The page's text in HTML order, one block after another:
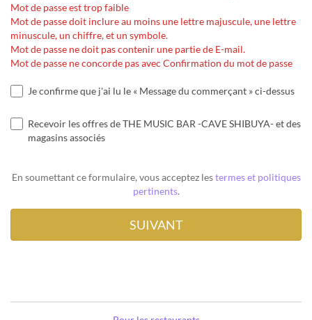
Mot de passe est trop faible
Mot de passe doit inclure au moins une lettre majuscule, une lettre
minuscule, un chiffre, et un symbole.
Mot de passe ne doit pas contenir une partie de E-mail.
Mot de passe ne concorde pas avec Confirmation du mot de passe
Je confirme que j'ai lu le « Message du commerçant » ci-dessus
Recevoir les offres de THE MUSIC BAR -CAVE SHIBUYA- et des
magasins associés
En soumettant ce formulaire, vous acceptez lestermes et politiques
pertinents.